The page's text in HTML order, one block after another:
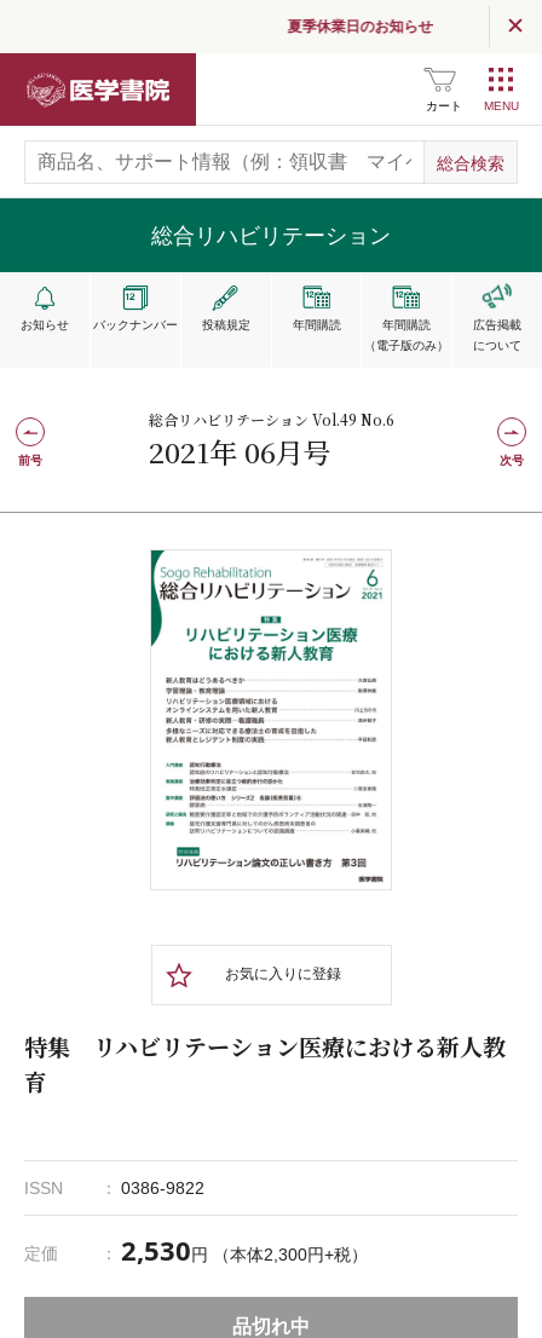
夏季休業日のお知らせ
カート
総合リハビリテーション
お知らせ バックナンバー 投稿規定 年間購読
年間購読
（電子版のみ）
広告掲載
について
総合リハビリテーション Vol.49 No.6
2021年 06月号
前号 次号
お気に入りに登録
特集 リハビリテーション医療における新人教
育
ISSN 0386-9822
定価 2,530円 （本体2,300円+税）
品切れ中